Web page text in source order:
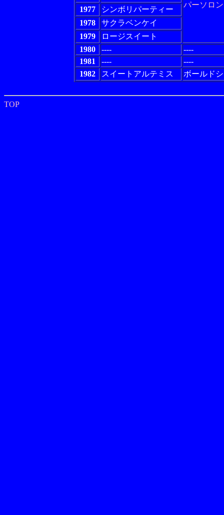
パーソロン
1977
シンボリパーティー
1978
サクラベンケイ
1979
ロージスイート
1980
----
----
1981
----
----
1982
スイートアルテミス ボールド
TOP